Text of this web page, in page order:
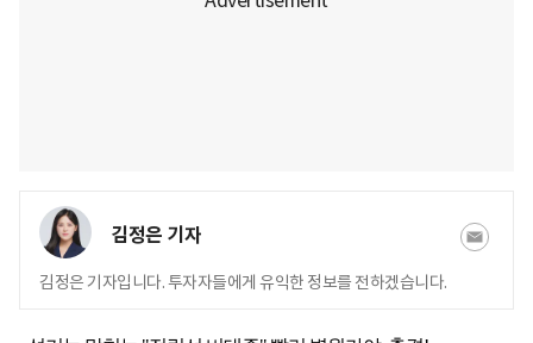
김정은 기자
김정은 기자입니다. 투자자들에게 유익한 정보를 전하겠습니다.